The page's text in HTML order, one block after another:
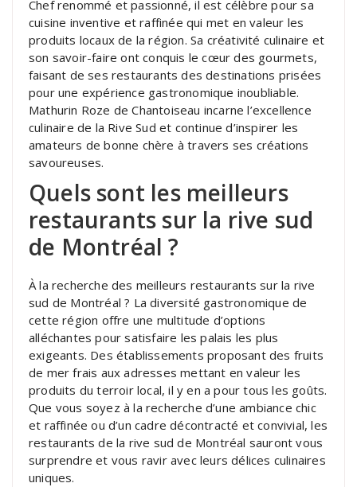
Chef renommé et passionné, il est célèbre pour sa
cuisine inventive et raffinée qui met en valeur les
produits locaux de la région. Sa créativité culinaire et
son savoir-faire ont conquis le cœur des gourmets,
faisant de ses restaurants des destinations prisées
pour une expérience gastronomique inoubliable.
Mathurin Roze de Chantoiseau incarne l’excellence
culinaire de la Rive Sud et continue d’inspirer les
amateurs de bonne chère à travers ses créations
savoureuses.
Quels sont les meilleurs
restaurants sur la rive sud
de Montréal ?
À la recherche des meilleurs restaurants sur la rive
sud de Montréal ? La diversité gastronomique de
cette région offre une multitude d’options
alléchantes pour satisfaire les palais les plus
exigeants. Des établissements proposant des fruits
de mer frais aux adresses mettant en valeur les
produits du terroir local, il y en a pour tous les goûts.
Que vous soyez à la recherche d’une ambiance chic
et raffinée ou d’un cadre décontracté et convivial, les
restaurants de la rive sud de Montréal sauront vous
surprendre et vous ravir avec leurs délices culinaires
uniques.